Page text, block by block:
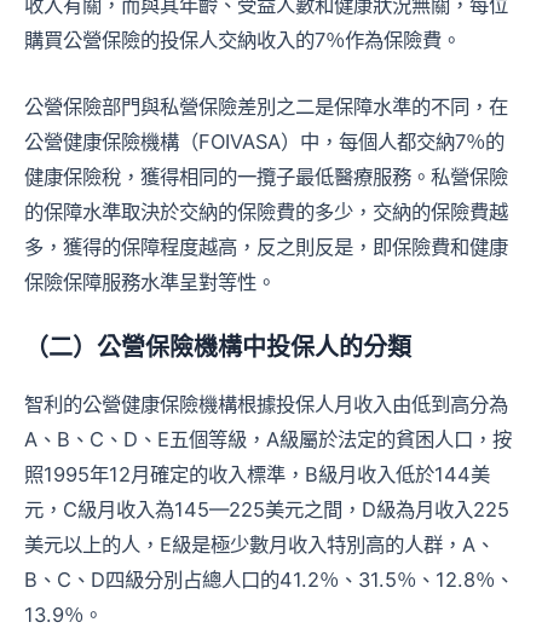
購買公營保險的投保人交納收入的7％作為保險費。
公營保險部門與私營保險差別之二是保障水準的不同，在
公營健康保險機構（FOIVASA）中，每個人都交納7％的
健康保險稅，獲得相同的一攬子最低醫療服務。私營保險
的保障水準取決於交納的保險費的多少，交納的保險費越
多，獲得的保障程度越高，反之則反是，即保險費和健康
保險保障服務水準呈對等性。
（二）公營保險機構中投保人的分類
智利的公營健康保險機構根據投保人月收入由低到高分為
A、B、C、D、E五個等級，A級屬於法定的貧困人口，按
照1995年12月確定的收入標準，B級月收入低於144美
元，C級月收入為145—225美元之間，D級為月收入225
美元以上的人，E級是極少數月收入特別高的人群，A、
B、C、D四級分別占總人口的41.2％、31.5％、12.8％、
13.9％。